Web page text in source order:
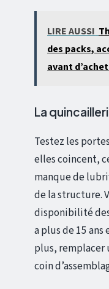
LIRE AUSSI
des packs,
avant
La
Testez les
elles coincent,
manque de
de la structure.
disponibilité
a plus de 15
plus,
coin